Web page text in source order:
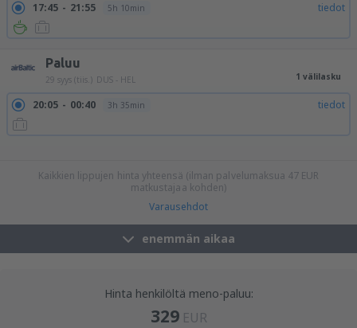
17:45 21:55 5h 10min tiedot
Paluu
29 syys (tiis.) DUS - HEL 1 välilasku
20:05 00:40 3h 35min tiedot
Kaikkien lippujen hinta yhteensä (ilman palvelumaksua 47 EUR
matkustajaa kohden)
Varausehdot
enemmän aikaa
Hinta henkilöltä meno-paluu:
329 EUR